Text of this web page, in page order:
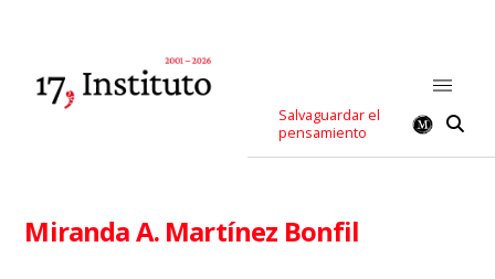
Salvaguardar el
pensamiento
Miranda A. Martínez Bonfil